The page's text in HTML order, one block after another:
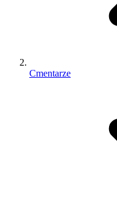
Cmentarze